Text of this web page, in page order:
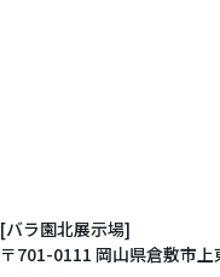
[バラ園北展示場]
〒701-0111 岡山県倉敷市